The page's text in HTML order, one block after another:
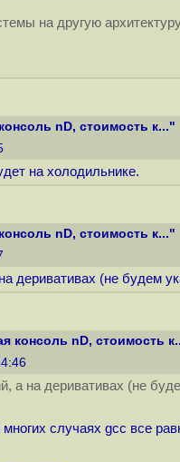
на другую
nD, стоимость к..."
на холодильнике.
nD, стоимость к..."
деривативах (не будем
консоль nD, стоимость
а на деривативах (не
случаях gcc все